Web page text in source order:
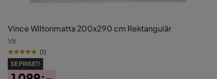
Vince Wiltonmatta 200x290 cm Rektangulär
Vit
(1)
SE PRISET!